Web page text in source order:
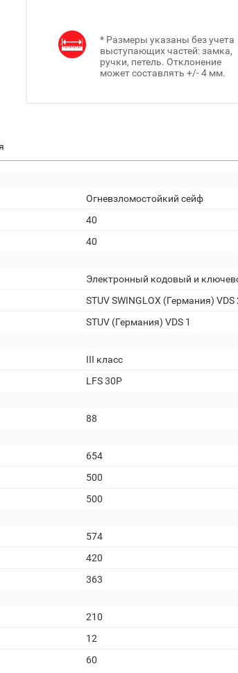
* Размеры указаны без учета
выступающих частей: замка,
ручки, петель. Отклонение
может составлять +/- 4 мм.
Огневзломостойкий сейф
40
40
Электронный кодовый и
STUV SWINGLOX (Германия) VDS
STUV (Германия) VDS 1
III класс
LFS 30P
88
654
500
500
574
420
363
210
12
60